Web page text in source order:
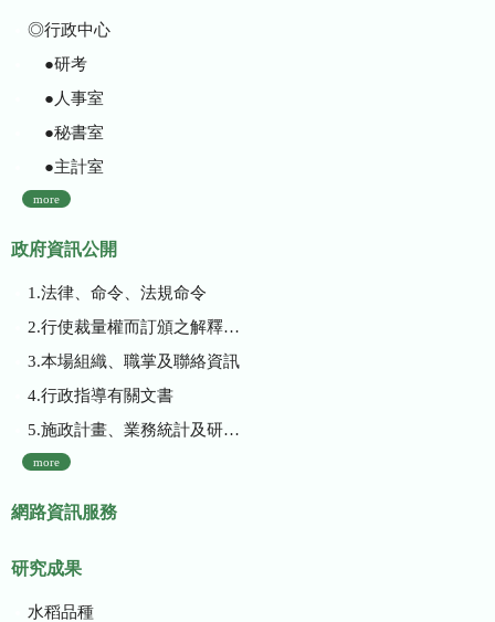
◎行政中心
●研考
●人事室
●秘書室
●主計室
more
政府資訊公開
1.法律、命令、法規命令
2.行使裁量權而訂頒之解釋性規定及裁量基準
3.本場組織、職掌及聯絡資訊
4.行政指導有關文書
5.施政計畫、業務統計及研究報告
more
網路資訊服務
研究成果
水稻品種